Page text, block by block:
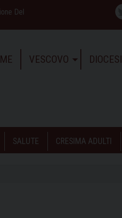
Del
VESCOVO DIOCESI
SALUTE CRESIMA ADULTI